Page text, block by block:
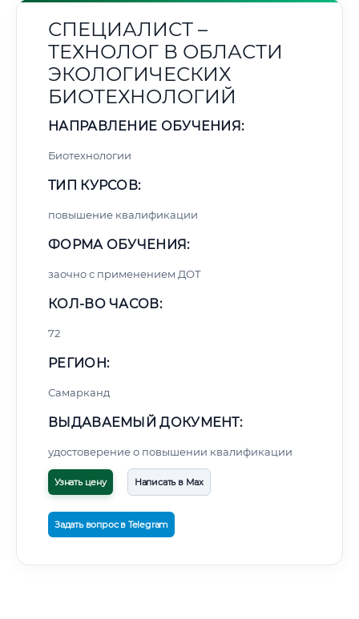
СПЕЦИАЛИСТ –
ТЕХНОЛОГ В ОБЛАСТИ
ЭКОЛОГИЧЕСКИХ
БИОТЕХНОЛОГИЙ
НАПРАВЛЕНИЕ ОБУЧЕНИЯ:
Биотехнологии
ТИП КУРСОВ:
повышение квалификации
ФОРМА ОБУЧЕНИЯ:
заочно с применением ДОТ
КОЛ-ВО ЧАСОВ:
72
РЕГИОН:
Самарканд
ВЫДАВАЕМЫЙ ДОКУМЕНТ:
удостоверение о повышении квалификации
Узнать цену Написать в Max
Задать вопрос в Telegram